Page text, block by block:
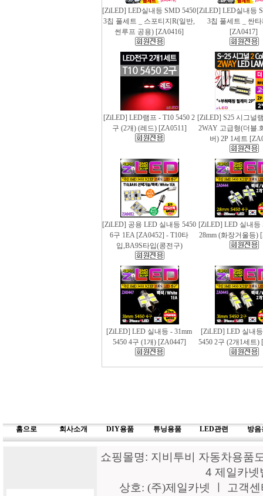
[ZiLED] LED실내등 SMD 5450
3칩 풀세트 _ 스포티지R(일반,
썬루프 공용) [ZA0416]
[ZiLED] LED실내등
3칩 풀세트 _ 싼
[ZA0417]
[ZiLED] LED램프 - T10 5450 2
구 (2개) (레드) [ZA0511]
[ZiLED] S25 시그널
2WAY 고급형(더블.
버) 2P 1세트
[ZiLED] 공용 LED 실내등 5450
6구 1EA [ZA0452] - T10타
입,BA9S타입(콩전구)
[ZiLED] LED 실내등
28mm (화장거울등)
[ZiLED] LED 실내등 - 31mm
5450 4구 (1개) [ZA0447]
[ZiLED] LED 실내
5450 2구 (2개1세트)
홈으로 회사소개 DIY용품 튜닝용품 LED관련 방음
쇼핑몰명: 지비투비 자동차용품
4 제일카
상호: (주)제일카넷 ㅣ 고객